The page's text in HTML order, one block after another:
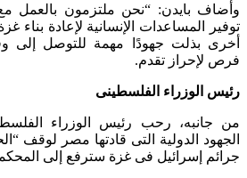
وأضاف بايدن: “نحن ملتزمون بالعمل
توفير المساعدات الإنسانية لإعادة
أخرى بذلت جهودًا مهمة للتوصل إلى
فرص لإحراز تقدم.
رئيس الوزراء الفلسطينى
من جانبه، رحب رئيس الوزراء
الجهود الدولية التى قادتها مصر لوقف
جرائم إسرائيل فى غزة سترفع إلى المحكمة